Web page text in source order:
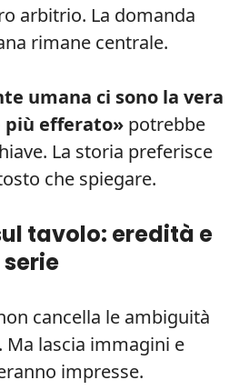
arbitrio. La domanda
rimane centrale.
umana ci sono la vera
più efferato» potrebbe
La storia preferisce
che spiegare.
tavolo: eredità e
cancella le ambiguità
lascia immagini e
impresse.